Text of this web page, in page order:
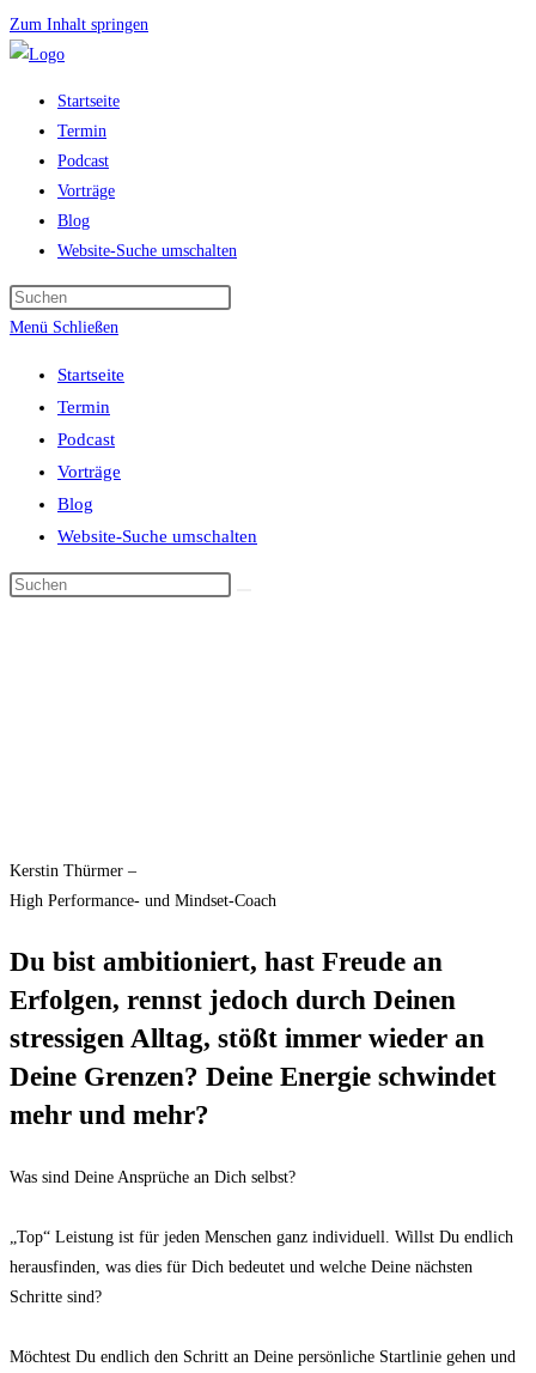
Zum Inhalt springen
Startseite
Termin
Podcast
Vorträge
Blog
Website-Suche umschalten
Menü Schließen
Startseite
Termin
Podcast
Vorträge
Blog
Website-Suche umschalten
Kerstin Thürmer –
High Performance- und Mindset-Coach
Du bist ambitioniert, hast Freude an
Erfolgen, rennst jedoch durch Deinen
stressigen Alltag, stößt immer wieder an
Deine Grenzen? Deine Energie schwindet
mehr und mehr?
Was sind Deine Ansprüche an Dich selbst?
„Top“ Leistung ist für jeden Menschen ganz individuell. Willst Du endlich
herausfinden, was dies für Dich bedeutet und welche Deine nächsten
Schritte sind?
Möchtest Du endlich den Schritt an Deine persönliche Startlinie gehen und